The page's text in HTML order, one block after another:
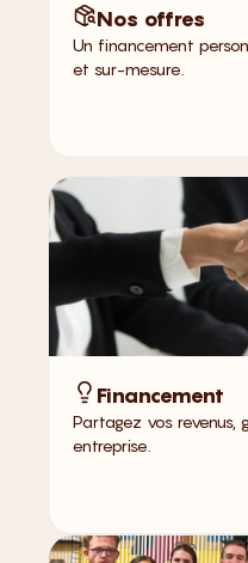
Nos offres
Un financement
et sur-mesure.
Financement
Partagez vos revenus,
entreprise.